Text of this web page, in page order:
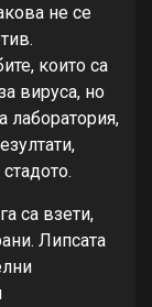
не се
които са
вируса, но
лаборатория,
са взети,
Липсата